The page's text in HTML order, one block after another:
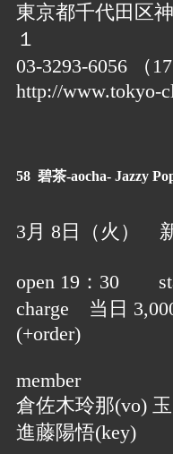
東京都千代田区
１
03-3293-6056 （
http://www.tokyo-
58 碧茶-aocha- Jazzy
3月 8日（火）
open 19：30
charge 当日
(+order)
member
倉佐木玲那(vo)
進藤陽悟(key)